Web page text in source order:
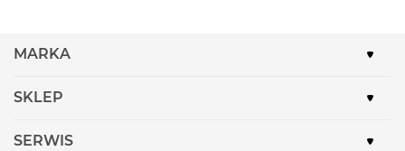
MARKA
SKLEP
SERWIS